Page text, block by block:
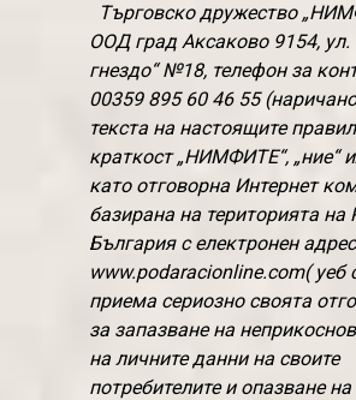
Търговско дружество
ООД град Аксаково 9154, ул.
гнездо“ №18, телефон за
00359 895 60 46 55
текста на настоящите
краткост „НИМФИТЕ“, „ние“
като отговорна Интернет
базирана на територията на
България с електронен
www.podaracionline.com( уеб
приема сериозно своята
за запазване на
на личните данни на своите
потребителите и опазване на